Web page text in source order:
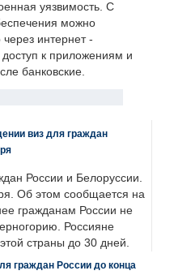
уязвимость. С
можно
интернет -
к приложениям и
банковские.
виз для граждан
России и Белоруссии.
Об этом сообщается на
гражданам России не
Россияне
страны до 30 дней.
граждан России до конца